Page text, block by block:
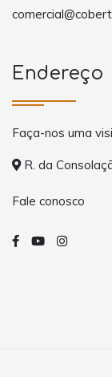
Endereço
Faça-nos uma
R. da
Fale conosco